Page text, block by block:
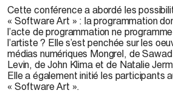
Cette conférence a abordé les
« Software Art » : la programmation
l’acte de programmation ne
l’artiste ? Elle s’est penchée sur les
médias numériques Mongrel, de
Levin, de John Klima et de Natalie
Elle a également initié les participants
« Software Art ».